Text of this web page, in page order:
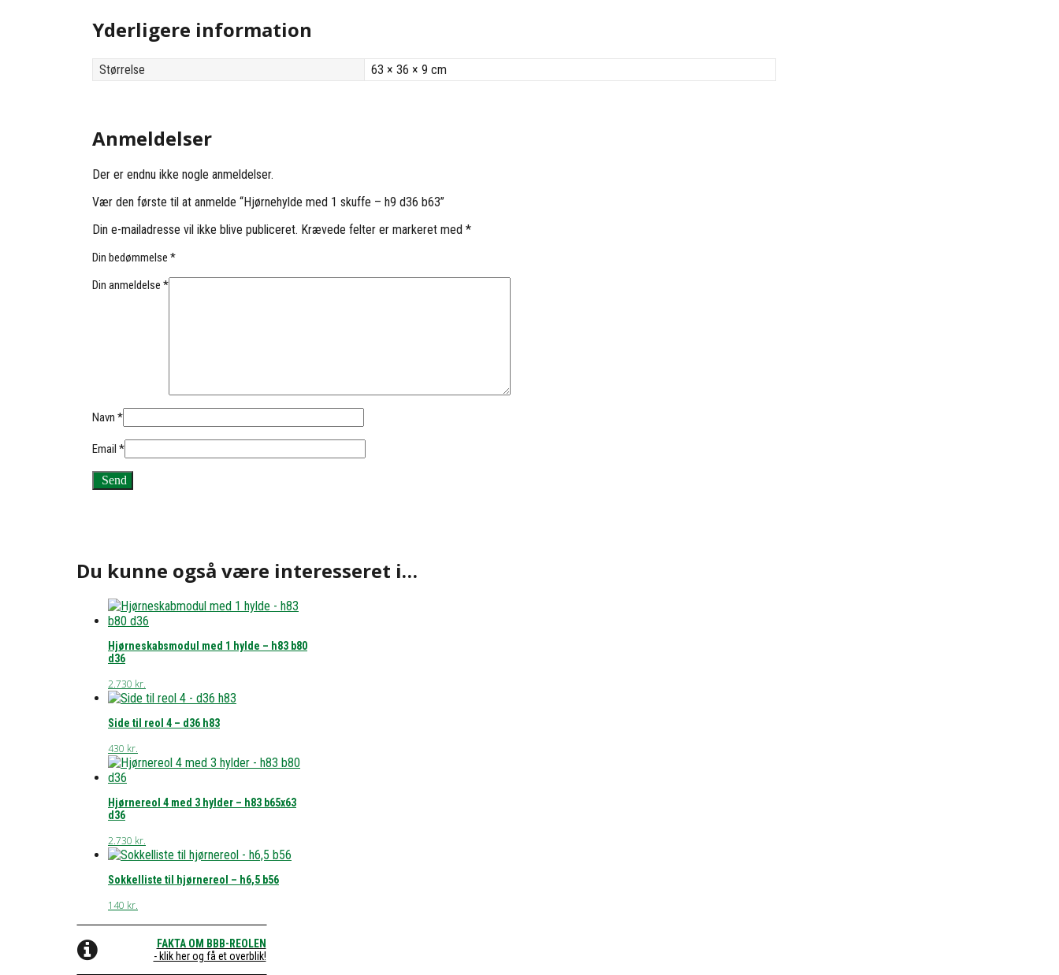
Yderligere information
Størrelse 63 × 36 × 9 cm
Anmeldelser
Der er endnu ikke nogle anmeldelser.
Vær den første til at anmelde “Hjørnehylde med 1 skuffe – h9 d36 b63”
Din e-mailadresse vil ikke blive publiceret. Krævede felter er markeret med *
Din bedømmelse *
Din anmeldelse *
Navn *
Email *
Du kunne også være interesseret i…
Hjørneskabsmodul med 1 hylde – h83 b80
d36
2.730 kr.
Side til reol 4 – d36 h83
430 kr.
Hjørnereol 4 med 3 hylder – h83 b65x63
d36
2.730 kr.
Sokkelliste til hjørnereol – h6,5 b56
140 kr.
FAKTA OM BBB-REOLEN
- klik her og få et overblik!